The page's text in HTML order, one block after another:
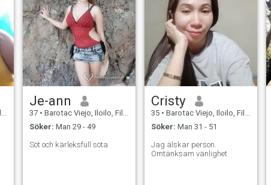
Je-ann
37 • Barotac Viejo, Iloilo, Filippinerna
Söker: Man 29 - 49
Söt och kärleksfull söta
Cristy
35 • Barotac Viejo, Iloilo, Filippinerna
Söker: Man 31 - 51
Jag älskar person.
Omtänksam vänlighet